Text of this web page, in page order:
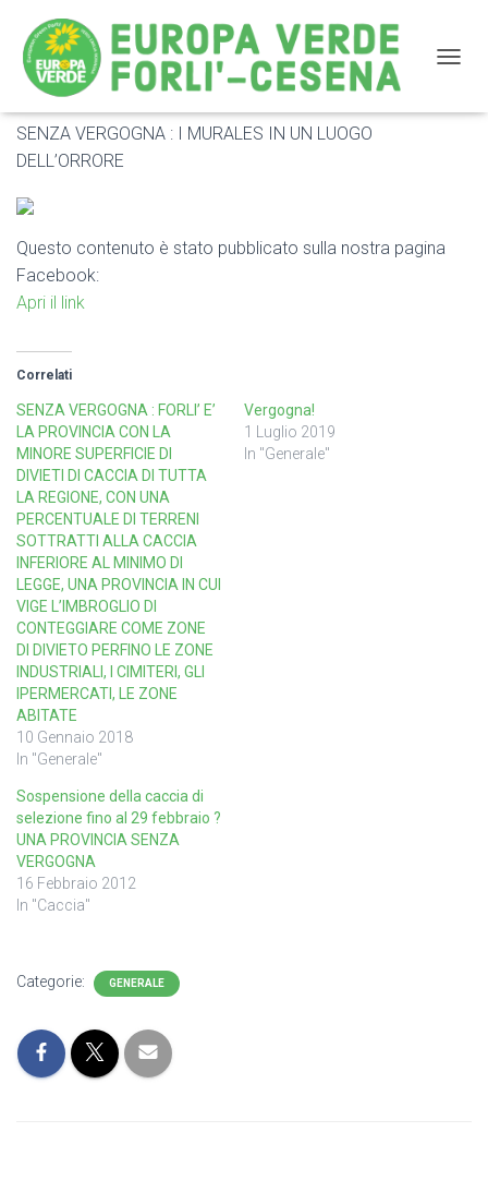
SENZA VERGOGNA : I MURALES IN UN LUOGO
SENZA VERGOGNA : I MURALES IN UN LUOGO
DELL’ORRORE
Questo contenuto è stato pubblicato sulla nostra pagina
Facebook:
Apri il link
Correlati
SENZA VERGOGNA : FORLI’ E’
LA PROVINCIA CON LA
MINORE SUPERFICIE DI
DIVIETI DI CACCIA DI TUTTA
LA REGIONE, CON UNA
PERCENTUALE DI TERRENI
SOTTRATTI ALLA CACCIA
INFERIORE AL MINIMO DI
LEGGE, UNA PROVINCIA IN CUI
VIGE L’IMBROGLIO DI
CONTEGGIARE COME ZONE
DI DIVIETO PERFINO LE ZONE
INDUSTRIALI, I CIMITERI, GLI
IPERMERCATI, LE ZONE
ABITATE
10 Gennaio 2018
In "Generale"
Vergogna!
1 Luglio 2019
In "Generale"
Sospensione della caccia di
selezione fino al 29 febbraio ?
UNA PROVINCIA SENZA
VERGOGNA
16 Febbraio 2012
In "Caccia"
Categorie: GENERALE